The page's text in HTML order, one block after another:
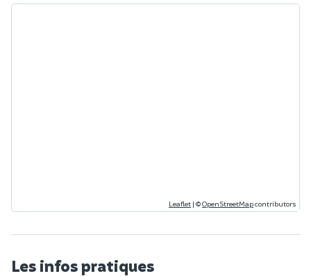
Leaflet | ©OpenStreetMapcontributors
Les infos pratiques